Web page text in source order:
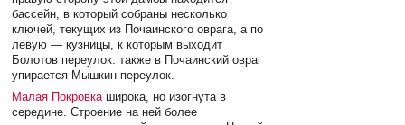
бассейн, в который собраны несколько
ключей, текущих из Почаинского оврага, а по
левую — кузницы, к которым выходит
Болотов переулок: также в Почаинский овраг
упирается Мышкин переулок.
Малая Покровка широка, но изогнута в
середине. Строение на ней более